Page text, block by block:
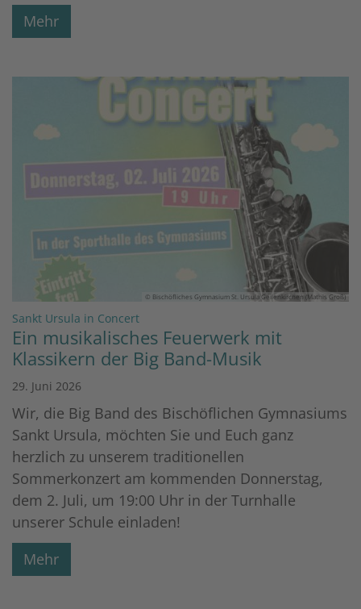
Mehr
© Bischöfliches Gymnasium St. Ursula Geilenkirchen (Mathis Groß)
Sankt Ursula in Concert:
Ein musikalisches Feuerwerk mit
Klassikern der Big Band-Musik
29. Juni 2026
Wir, die Big Band des Bischöflichen Gymnasiums
Sankt Ursula, möchten Sie und Euch ganz
herzlich zu unserem traditionellen
Sommerkonzert am kommenden Donnerstag,
dem 2. Juli, um 19:00 Uhr in der Turnhalle
unserer Schule einladen!
Mehr